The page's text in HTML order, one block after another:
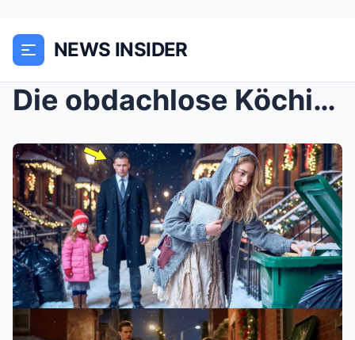
NEWS INSIDER
Die obdachlose Köchin, die sein Leben veränderte: ...